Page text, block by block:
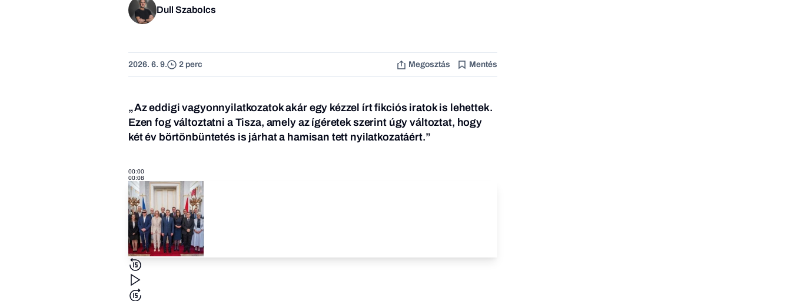
Dull Szabolcs
2026. 6. 9. 2 perc Megosztás Mentés
„Az eddigi vagyonnyilatkozatok akár egy kézzel írt fikciós iratok is lehettek.
Ezen fog változtatni a Tisza, amely az ígéretek szerint úgy változtat, hogy
két év börtönbüntetés is járhat a hamisan tett nyilatkozatáért.”
00:00
00:08